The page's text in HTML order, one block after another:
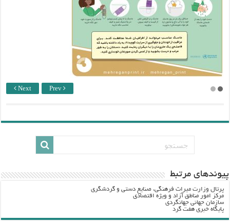
Next Prev
پيوندهاي مرتبط
پرتال وزارت ميراث فرهنگي، صنایع دستی و گردشگري
مرکز امور مناطق آزاد و ویژه اقتصادی
سازمان جهانی جهانگردی
پایگاه خبری هفت گرد